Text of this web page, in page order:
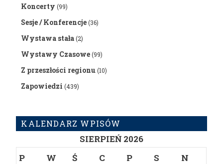
Koncerty (99)
Sesje / Konferencje(36)
Wystawa stała(2)
Wystawy Czasowe(99)
Z przeszłości regionu(10)
Zapowiedzi (439)
KALENDARZ WPISÓW
SIERPIEŃ 2026
P
W Ś C P S N